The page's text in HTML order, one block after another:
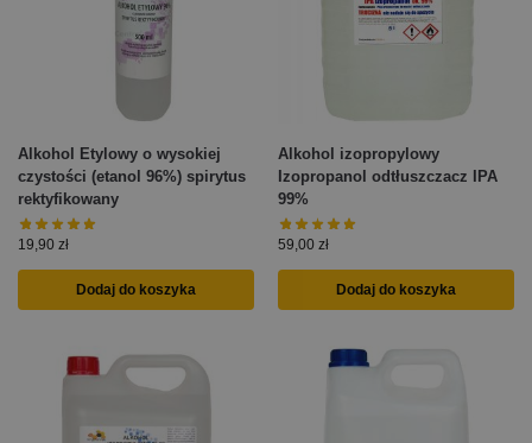
Alkohol Etylowy o wysokiej
czystości (etanol 96%) spirytus
rektyfikowany
19,90 zł
Dodaj do koszyka
Alkohol izopropylowy
Izopropanol odtłuszczacz IPA
99%
59,00 zł
Dodaj do koszyka